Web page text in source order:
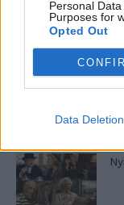
Personal
Purposes for
Opted Out
Data Deletion